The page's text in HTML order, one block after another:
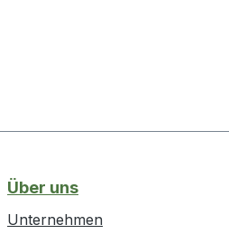
Über uns
Unternehmen